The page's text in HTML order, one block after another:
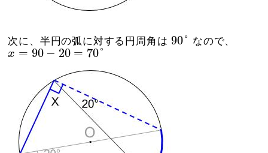
次に、半円の弧に対する円周角は90°
90° なので、
x = 90 − 20 = 70°
x=90−20 =70°